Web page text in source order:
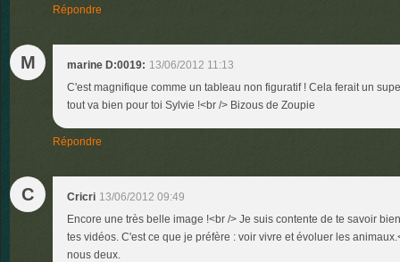
Répondre
M marine D:0019: 13/06/2012 11:13
C'est magnifique comme un tableau non figuratif ! Cela ferait un
tout va bien pour toi Sylvie !<br /> Bizous de Zoupie
Répondre
C Cricri 13/06/2012 09:49
Encore une très belle image !<br /> Je suis contente de te savoir
tes vidéos. C'est ce que je préfère : voir vivre et évoluer les
nous deux.